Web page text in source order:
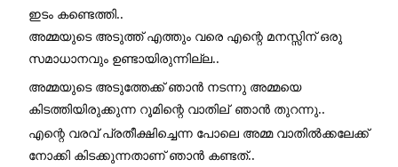
ഇടം കണ്ടെത്തി..
അമ്മയുടെ അടുത്ത് എത്തും വരെ എന്റെ മനസ്സിന് ഒരു
സമാധാനവും ഉണ്ടായിരുന്നില്ല..
അമ്മയുടെ അടുത്തേക്ക് ഞാൻ നടന്നു അമ്മയെ
കിടത്തിയിരുക്കുന്ന റൂമിന്റെ വാതില് ഞാൻ തുറന്നു..
എന്റെ വരവ് പ്രതീക്ഷിച്ചെന്ന പോലെ അമ്മ വാതിൽക്കലേക്ക്
നോക്കി കിടക്കുന്നതാണ് ഞാൻ കണ്ടത്..